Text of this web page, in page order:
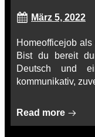
März 5, 2022
Homeofficejob
Bist du bereit
Deutsch und
kommunikativ,
Read more